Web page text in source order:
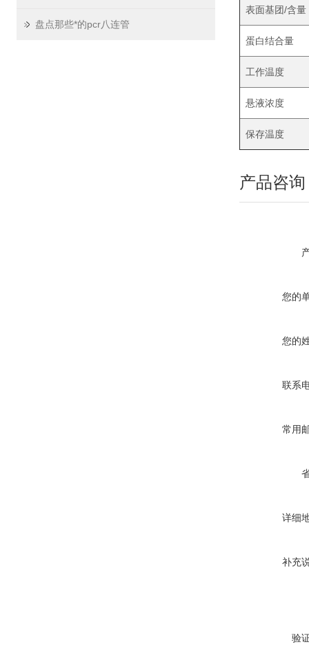
盘点那些*的pcr八连管
表面基团/含量
蛋白结合量
工作温度
悬液浓度
保存温度
产品咨询
您的
您的
联系
常用
详细
补充
验